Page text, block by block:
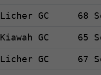
Licher GC 68
Kiawah GC 65
Licher GC 67